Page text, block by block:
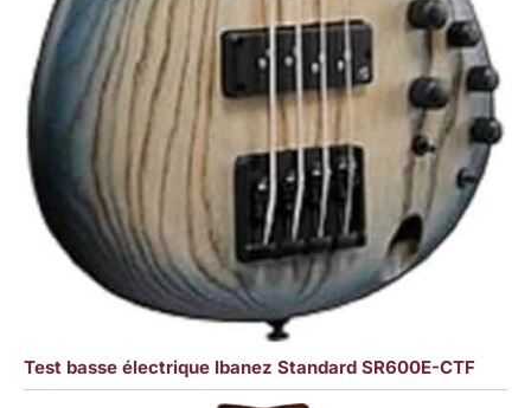
Test basse électrique Ibanez Standard SR600E-CTF